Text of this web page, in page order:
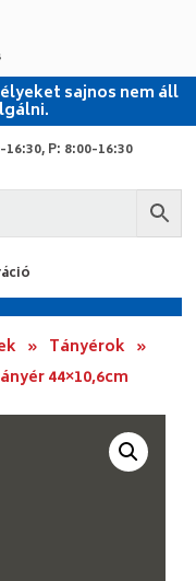
sajnos nem áll
P: 8:00-16:30
» Tányérok »
44×10,6cm